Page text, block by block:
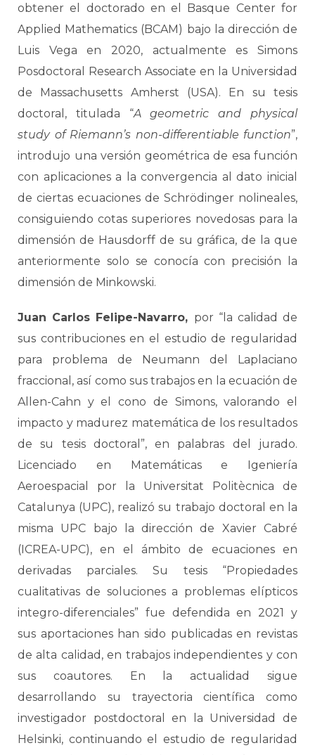
obtener el doctorado en el Basque Center for
Applied Mathematics (BCAM) bajo la dirección de
Luis Vega en 2020, actualmente es Simons
Posdoctoral Research Associate en la Universidad
de Massachusetts Amherst (USA). En su tesis
doctoral, titulada “A geometric and physical
study of Riemann’s non-differentiable function”,
introdujo una versión geométrica de esa función
con aplicaciones a la convergencia al dato inicial
de ciertas ecuaciones de Schrödinger nolineales,
consiguiendo cotas superiores novedosas para la
dimensión de Hausdorff de su gráfica, de la que
anteriormente solo se conocía con precisión la
dimensión de Minkowski.
Juan Carlos Felipe-Navarro, por “la calidad de
sus contribuciones en el estudio de regularidad
para problema de Neumann del Laplaciano
fraccional, así como sus trabajos en la ecuación de
Allen-Cahn y el cono de Simons, valorando el
impacto y madurez matemática de los resultados
de su tesis doctoral”, en palabras del jurado.
Licenciado en Matemáticas e Igeniería
Aeroespacial por la Universitat Politècnica de
Catalunya (UPC), realizó su trabajo doctoral en la
misma UPC bajo la dirección de Xavier Cabré
(ICREA-UPC), en el ámbito de ecuaciones en
derivadas parciales. Su tesis “Propiedades
cualitativas de soluciones a problemas elípticos
integro-diferenciales” fue defendida en 2021 y
sus aportaciones han sido publicadas en revistas
de alta calidad, en trabajos independientes y con
sus coautores. En la actualidad sigue
desarrollando su trayectoria científica como
investigador postdoctoral en la Universidad de
Helsinki, continuando el estudio de regularidad